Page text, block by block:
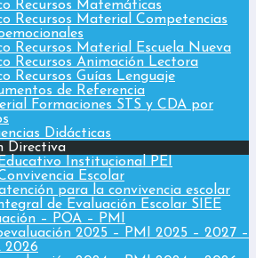
Recursos Matemáticas
Recursos Material Competencias
Recursos Material Escuela Nueva
Recursos Animación Lectora
Recursos Guías Lenguaje
de Referencia
Formaciones STS y CDA por
Didácticas
Directiva
Institucional PEI
Escolar
para la convivencia escolar
de Evaluación Escolar SIEE
– POA – PMI
2025 – PMI 2025 – 2027 –
2026